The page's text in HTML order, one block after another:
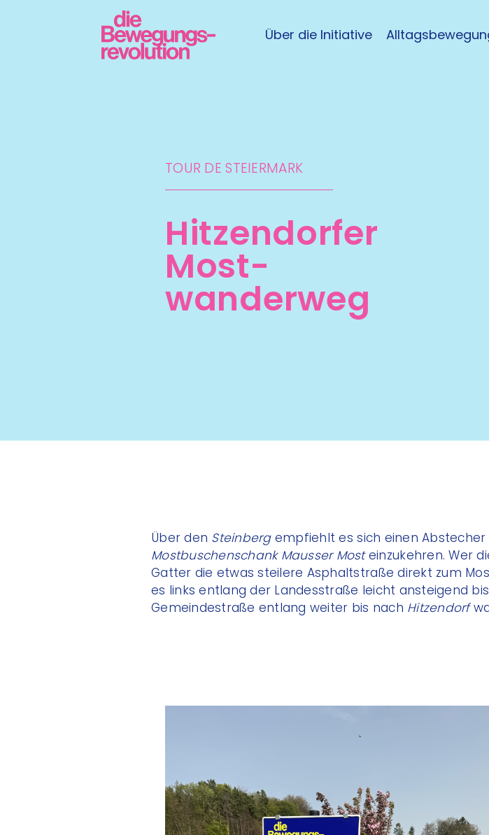
Über die Initiative
TOUR DE STEIERMARK​
Hitzendorfer
Most­
wanderweg
Über den Steinbergempfiehlt es sich einen Abstecher
Mostbuschenschank Mausser Mosteinzukehren. Wer
Gatter die etwas steilere Asphaltstraße direkt zum
es links entlang der Landesstraße leicht ansteigend
Gemeindestraße entlang weiter bis nach Hitzendorf